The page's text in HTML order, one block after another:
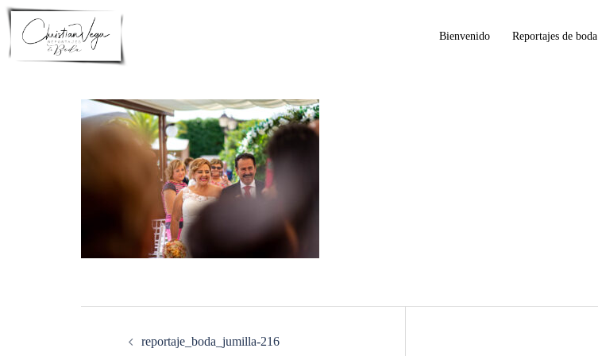
Saltar
al
contenido
Bienvenido Reportajes de boda
reportaje_boda_jumilla-216